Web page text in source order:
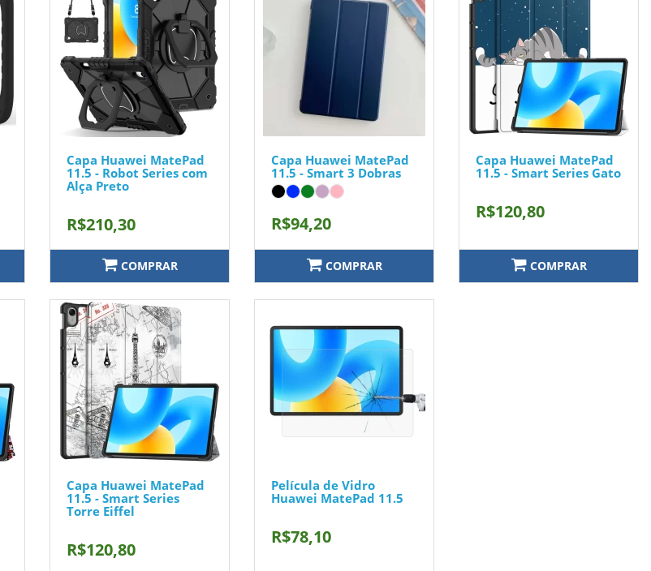
Capa Huawei MatePad
11.5 - Robot Series com
Alça Preto
R$210,30
COMPRAR
Capa Huawei MatePad
11.5 - Smart 3 Dobras
R$94,20
COMPRAR
Capa Huawei MatePad
11.5 - Smart Series Gato
R$120,80
COMPRAR
Capa Huawei MatePad
11.5 - Smart Series
Torre Eiffel
R$120,80
Película de Vidro
Huawei MatePad 11.5
R$78,10